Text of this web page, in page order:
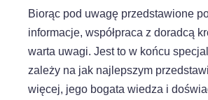
Biorąc pod uwagę przedstawione
informacje, współpraca z doradcą
warta uwagi. Jest to w końcu
zależy na jak najlepszym
więcej, jego bogata wiedza i